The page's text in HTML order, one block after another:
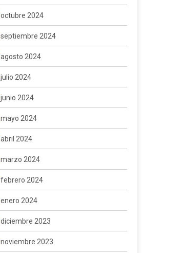
octubre 2024
septiembre 2024
agosto 2024
julio 2024
junio 2024
mayo 2024
abril 2024
marzo 2024
febrero 2024
enero 2024
diciembre 2023
noviembre 2023